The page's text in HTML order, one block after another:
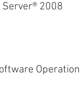
2008
Operation